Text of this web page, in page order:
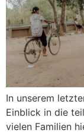
In unserem
Einblick in die
vielen Familien